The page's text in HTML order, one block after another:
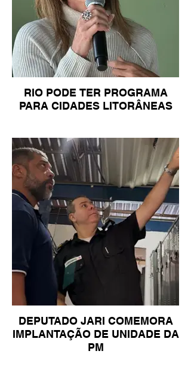
RIO PODE TER PROGRAMA
PARA CIDADES LITORÂNEAS
DEPUTADO JARI COMEMORA
IMPLANTAÇÃO DE UNIDADE DA
PM